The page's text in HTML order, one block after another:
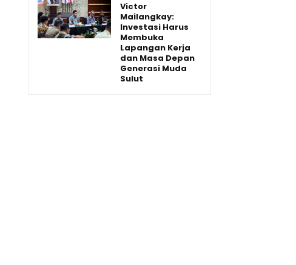
Victor
Mailangkay:
Investasi Harus
Membuka
Lapangan Kerja
dan Masa Depan
Generasi Muda
Sulut